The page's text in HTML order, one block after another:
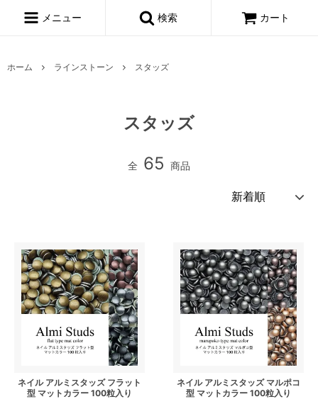
メニュー 検索 カート
ホーム ラインストーン スタッズ
スタッズ
全 65 商品
ネイル アルミスタッズ フラット
型 マットカラー 100粒入り
ネイル アルミスタッズ マルポコ
型 マットカラー 100粒入り